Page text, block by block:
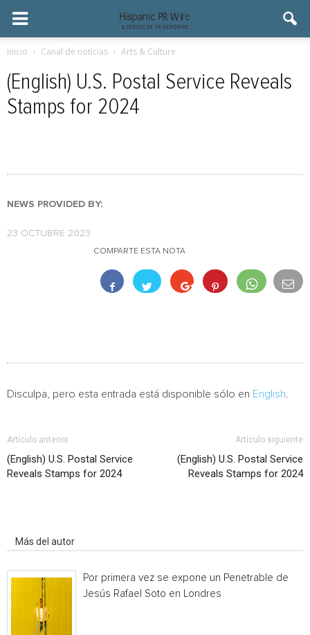
Inicio Canal de noticias Arts & Culture
(English) U.S. Postal Service Reveals
Stamps for 2024
NEWS PROVIDED BY:
23 OCTUBRE 2023
COMPARTE ESTA NOTA
Disculpa, pero esta entrada está disponible sólo en English
Artículo anterior
(English) U.S. Postal Service
Reveals Stamps for 2024
Artículo siguiente
(English) U.S. Postal Service
Reveals Stamps for 2024
Más del autor
Por primera vez se expone un Penetrable de
Jesús Rafael Soto en Londres